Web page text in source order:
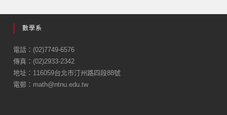
e
b
o
o
k
數學系
電話：(02)7749-6576
傳真：(02)2933-2342
地址：116059台北市汀州路四段88號
電郵：math@ntnu.edu.tw